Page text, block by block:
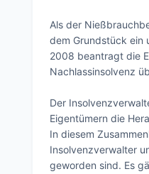
Als der
dem Grundstück ein
2008 beantragt die
Nachlassinsolvenz
Der
Eigentümern die
In diesem
Insolvenzverwalter
geworden sind. Es